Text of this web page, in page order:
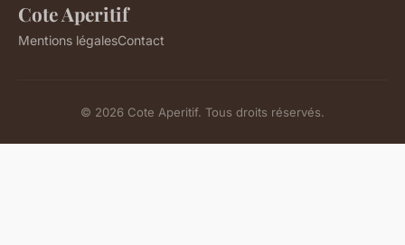
Cote Aperitif
Mentions légalesContact
© 2026 Cote Aperitif. Tous droits réservés.